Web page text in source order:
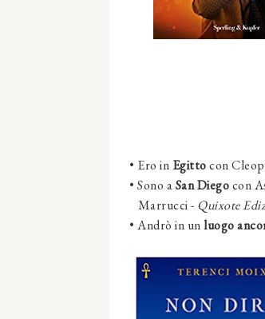
• Ero in Egittocon
• Sono aSan Diegocon
Marrucci - Quixote
• Andrò in unluogo